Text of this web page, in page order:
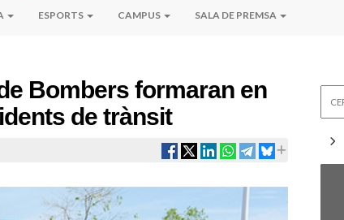
ESPORTS CAMPUS SALA DE PREMSA
Bombers formaran en
de trànsit